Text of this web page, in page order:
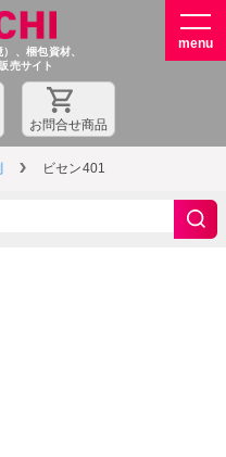
、梱包資材、
売サイト
お問合せ商品
ビセン401